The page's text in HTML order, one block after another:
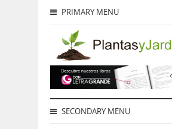
PRIMARY MENU
SECONDARY MENU